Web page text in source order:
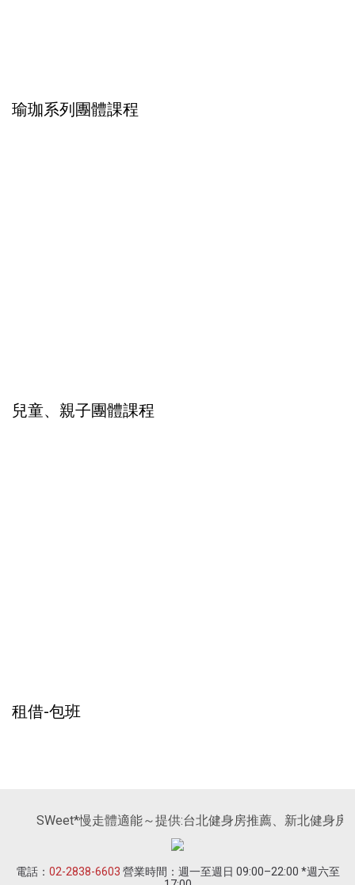
瑜珈系列團體課程
兒童、親子團體課程
租借-包班
SWeet*慢走體適能～提供:台北健身房推薦、新北健身房
電話： 02-2838-6603 營業時間：週一至週日 09:00–22:00 *週六至